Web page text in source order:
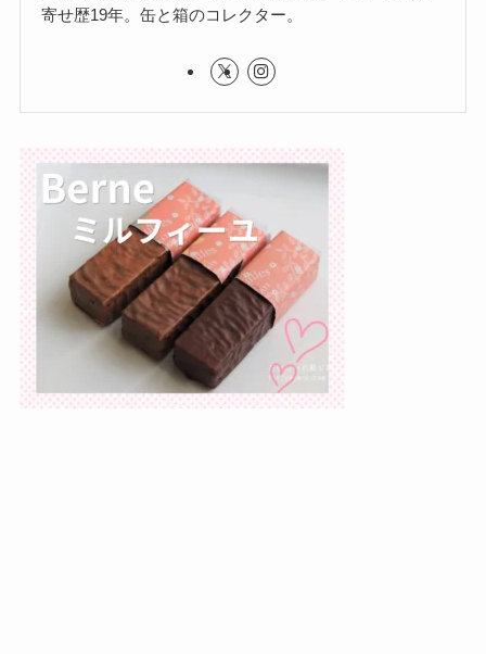
寄せ歴19年。缶と箱のコレクター。